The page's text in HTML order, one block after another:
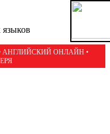
АНГЛИЙСКИЙ ОНЛАЙН •